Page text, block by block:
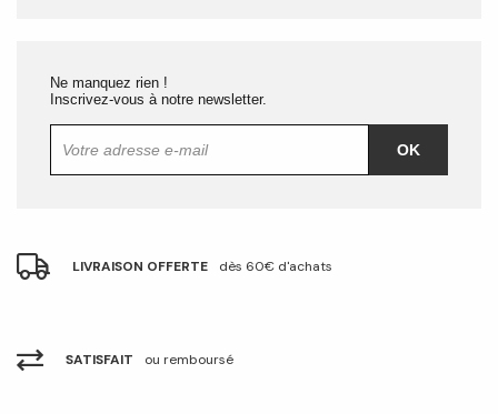
Ne manquez rien !
Inscrivez-vous à notre newsletter.
OK
LIVRAISON OFFERTE dès 60€ d'achats
SATISFAIT ou remboursé